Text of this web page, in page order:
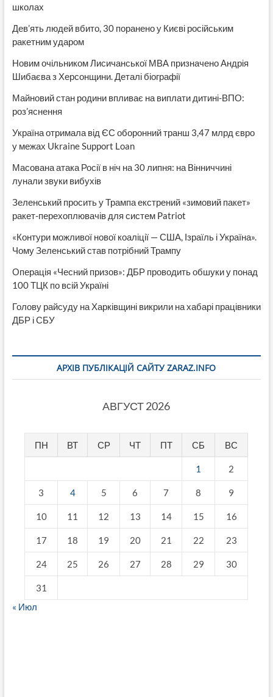
школах
Дев’ять людей вбито, 30 поранено у Києві російським
ракетним ударом
Новим очільником Лисичанської МВА призначено Андрія
Шибаєва з Херсонщини. Деталі біографії
Майновий стан родини впливає на виплати дитині-ВПО:
роз’яснення
Україна отримала від ЄС оборонний транш 3,47 млрд євро
у межах Ukraine Support Loan
Масована атака Росії в ніч на 30 липня: на Вінниччині
лунали звуки вибухів
Зеленський просить у Трампа екстрений «зимовий пакет»
ракет-перехоплювачів для систем Patriot
«Контури можливої нової коаліції — США, Ізраїль і Україна».
Чому Зеленський став потрібний Трампу
Операція «Чесний призов»: ДБР проводить обшуки у понад
100 ТЦК по всій Україні
Голову райсуду на Харківщині викрили на хабарі працівники
ДБР і СБУ
АРХІВ ПУБЛІКАЦІЙ САЙТУ ZARAZ.INFO
АВГУСТ 2026
ПН ВТ СР ЧТ ПТ СБ ВС
1 2
3 4 5 6 7 8 9
10 11 12 13 14 15 16
17 18 19 20 21 22 23
24 25 26 27 28 29 30
31
« Июл